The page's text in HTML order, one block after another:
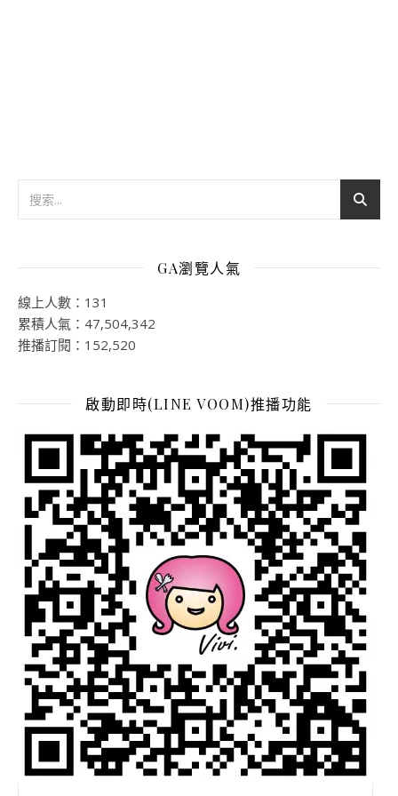
GA瀏覽人氣
線上人數：131
累積人氣：47,504,342
推播訂閱：152,520
啟動即時(LINE VOOM)推播功能